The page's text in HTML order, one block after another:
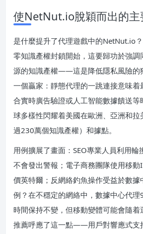
使NetNut.io脫穎而出的主
是什麼提升了代理遊戲中的NetNut.io
零知識產權封鎖開始，這要歸功於強
源的知識產權——這是降低隱私風險的
一個贏家：靜態代理的一跳連接意味着
合實時廣告驗證或人工智能數據饋送等
球多樣性閃耀着美國在歐洲、亞洲和拉
過230萬個知識產權）和據點。
用例擴展了畫面：SEO專業人員利用輪
不會發出警報；電子商務團隊使用移動
價英特爾；反網絡釣魚操作受益於數據
例？在不穩定的網絡中，數據中心代
時間保持不變，但移動變體可能會隨着
推薦呼應了這一點——用戶對響應式支